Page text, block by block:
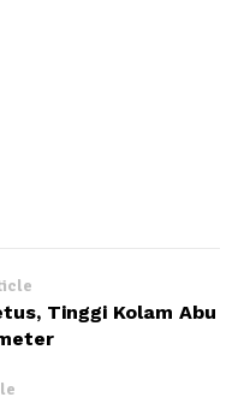
Tinggi Kolam Abu